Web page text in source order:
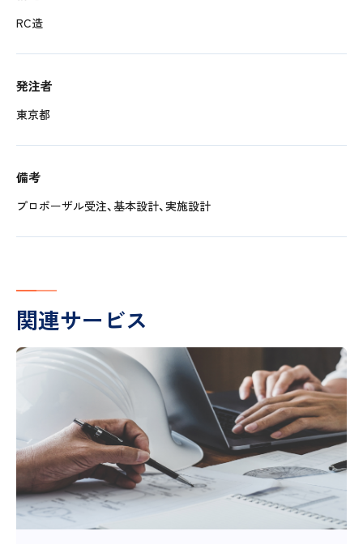
RC造
発注者
東京都
備考
プロポーザル受注、基本設計、実施設計
関連サービス